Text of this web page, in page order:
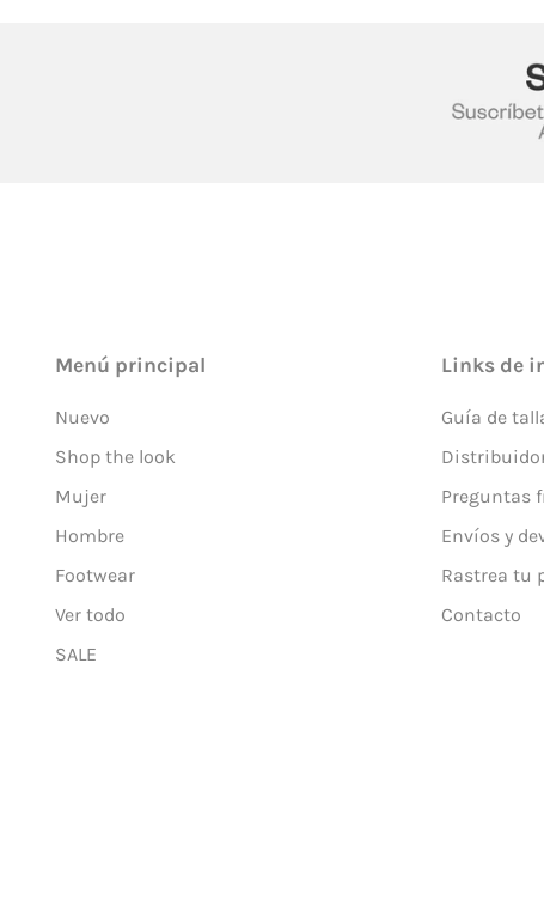
Menú principal
Nuevo
Shop the look
Mujer
Hombre
Footwear
Ver todo
SALE
Links de
Guía de
Preguntas
Envíos y
Rastrea tu
Contacto